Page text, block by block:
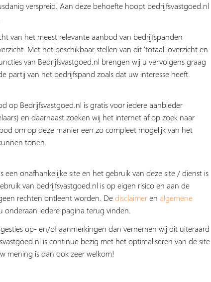
verspreid. Aan deze behoefte hoopt bedrijfsvastgoed.nl
van het meest relevante aanbod van bedrijfspanden
Met het beschikbaar stellen van dit 'totaal' overzicht en
van Bedrijfsvastgoed.nl brengen wij u vervolgens graag
partij van het bedrijfspand zoals dat uw interesse heeft.
op Bedrijfsvastgoed.nl is gratis voor iedere aanbieder
en daarnaast zoeken wij het internet af op zoek naar
om op deze manier een zo compleet mogelijk van het
tonen.
een onafhankelijke site en het gebruik van deze site / dienst is
van bedrijfsvastgoed.nl is op eigen risico en aan de
rechten ontleent worden. Dedisclaimeren algemene
onderaan iedere pagina terug vinden.
op- en/of aanmerkingen dan vernemen wij dit uiteraard
is continue bezig met het optimaliseren van de site
mening is dan ook zeer welkom!